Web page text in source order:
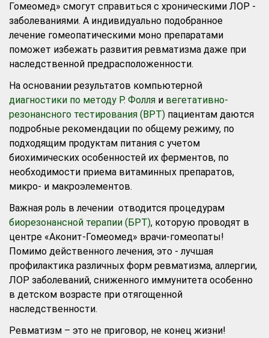
Гомеомед» смогут справиться с хроническими ЛОР -
заболеваниями. А индивидуально подобранное
лечение гомеопатическими моно препаратами
поможет избежать развития ревматизма даже при
наследственной предрасположенности.
На основании результатов компьютерной
диагностики по методу Р. Фолля и вегетативно-
резонансного тестирования (ВРТ) пациентам даются
подробные рекомендации по общему режиму, по
подходящим продуктам питания с учетом
биохимических особенностей их ферментов, по
необходимости приема витаминных препаратов,
микро- и макроэлементов.
Важная роль в лечении отводится процедурам
биорезонансной терапии (БРТ), которую проводят в
центре «Аконит-Гомеомед» врачи-гомеопаты!
Помимо действенного лечения, это - лучшая
профилактика различных форм ревматизма, аллергии,
ЛОР заболеваний, сниженного иммунитета особенно
в детском возрасте при отягощенной
наследственности.
Ревматизм – это не приговор, не конец жизни!